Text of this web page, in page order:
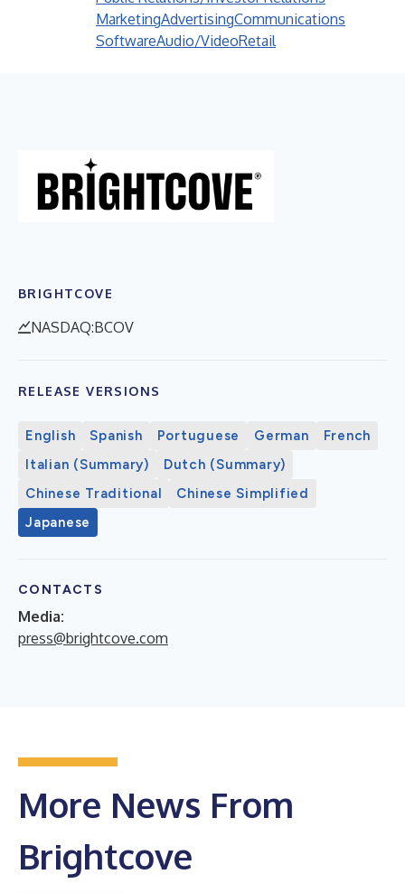
MarketingAdvertisingCommunications
SoftwareAudio/VideoRetail
BRIGHTCOVE
NASDAQ:BCOV
RELEASE VERSIONS
English Spanish Portuguese German
French
Italian (Summary)
Dutch (Summary)
Chinese Traditional
Chinese Simplified
Japanese
CONTACTS
Media:
press@brightcove.com
More News From
Brightcove